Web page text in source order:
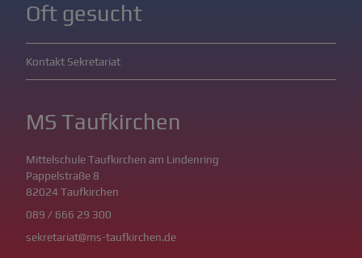
Oft gesucht
Kontakt Sekretariat
MS Taufkirchen
Mittelschule Taufkirchen am Lindenring
Pappelstraße 8
82024 Taufkirchen
089 / 666 29 300
sekretariat@ms-taufkirchen.de